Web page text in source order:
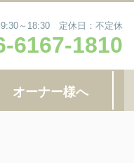
～18:30 定休日：不定休
6167-1810
オーナー様へ